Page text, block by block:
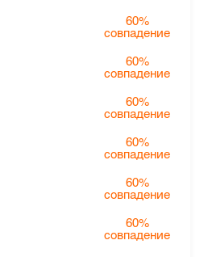
60%
совпадение
60%
совпадение
60%
совпадение
60%
совпадение
60%
совпадение
60%
совпадение